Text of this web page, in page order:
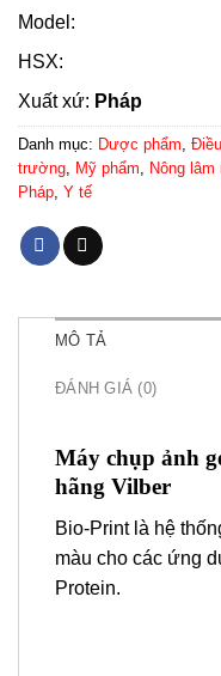
Model:
HSX:
Xuất xứ: Pháp
Danh mục: Dược phẩm
trường
Mỹ phẩm Nông lâm
Pháp Y tế
MÔ TẢ
ĐÁNH GIÁ (0)
Máy chụp ảnh
hãng Vilber
Bio-Print là hệ
màu cho các ứng
Protein.